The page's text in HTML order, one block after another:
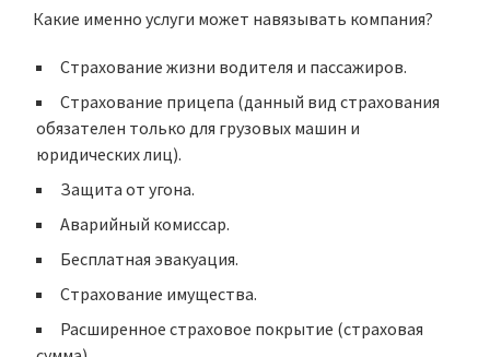
Какие именно услуги может навязывать компания?
Страхование жизни водителя и пассажиров.
Страхование прицепа (данный вид страхования
обязателен только для грузовых машин и
юридических лиц).
Защита от угона.
Аварийный комиссар.
Бесплатная эвакуация.
Страхование имущества.
Расширенное страховое покрытие (страховая